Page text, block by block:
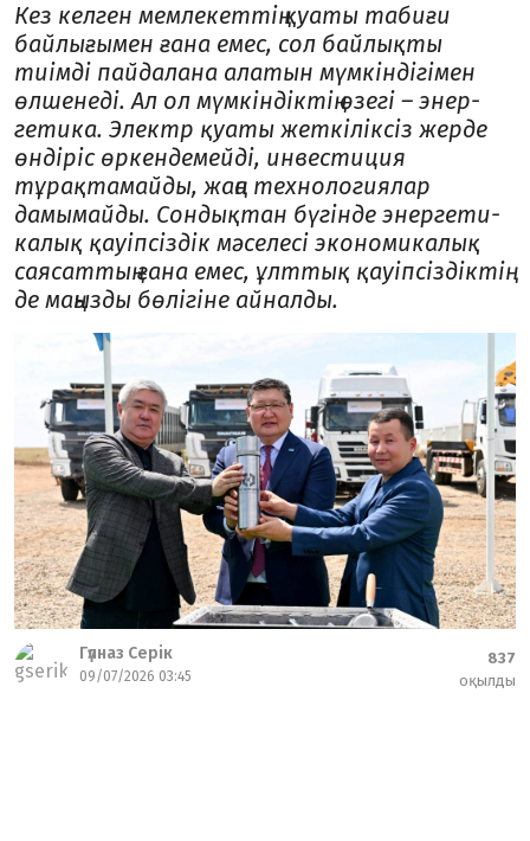
Кез келген мемлекеттің қуаты табиғи
байлығымен ға­на емес, сол байлықты
тиімді пайдалана алатын мүм­кіндігімен
өлшенеді. Ал ол мүмкіндіктің өзегі – энер­
гетика. Электр қуаты жеткіліксіз жерде
өндіріс өр­­кендемейді, инвестиция
тұрақтамайды, жаңа тех­нологиялар
дамымайды. Сондықтан бүгінде энер­гети­
калық қауіпсіздік мәселесі экономикалық
сая­сат­тың ғана емес, ұлттық қауіпсіздіктің
де маңызды бө­лігіне айналды.
Гүлназ Серік
09/07/2026 03:45
837
оқылды